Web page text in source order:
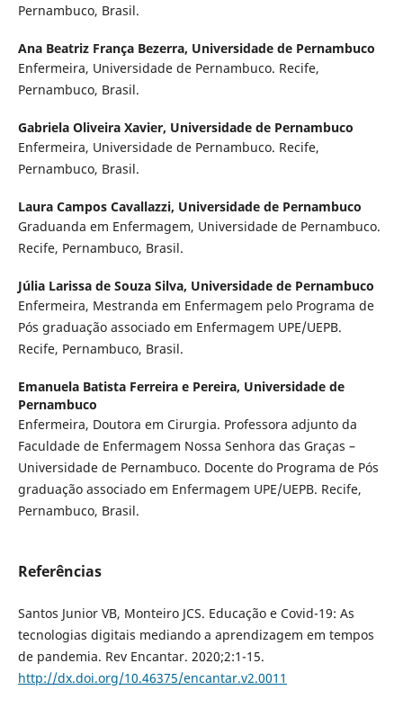
Pernambuco, Brasil.
Ana Beatriz França Bezerra, Universidade de Pernambuco
Enfermeira, Universidade de Pernambuco. Recife,
Pernambuco, Brasil.
Gabriela Oliveira Xavier, Universidade de Pernambuco
Enfermeira, Universidade de Pernambuco. Recife,
Pernambuco, Brasil.
Laura Campos Cavallazzi, Universidade de Pernambuco
Graduanda em Enfermagem, Universidade de Pernambuco.
Recife, Pernambuco, Brasil.
Júlia Larissa de Souza Silva, Universidade de Pernambuco
Enfermeira, Mestranda em Enfermagem pelo Programa de
Pós graduação associado em Enfermagem UPE/UEPB.
Recife, Pernambuco, Brasil.
Emanuela Batista Ferreira e Pereira, Universidade de
Pernambuco
Enfermeira, Doutora em Cirurgia. Professora adjunto da
Faculdade de Enfermagem Nossa Senhora das Graças –
Universidade de Pernambuco. Docente do Programa de Pós
graduação associado em Enfermagem UPE/UEPB. Recife,
Pernambuco, Brasil.
Referências
Santos Junior VB, Monteiro JCS. Educação e Covid-19: As
tecnologias digitais mediando a aprendizagem em tempos
de pandemia. Rev Encantar. 2020;2:1-15.
http://dx.doi.org/10.46375/encantar.v2.0011